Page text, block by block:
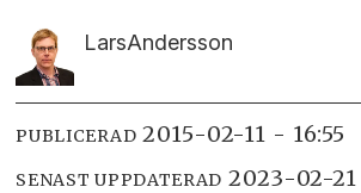
LarsAndersson
PUBLICERAD 2015-02-11 - 16:55
SENAST UPPDATERAD 2023-02-